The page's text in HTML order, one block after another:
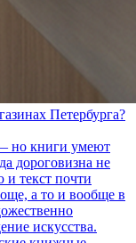
Петербурга?
но книги умеют
дороговизна не
текст почти
а то и вообще в
искусства.